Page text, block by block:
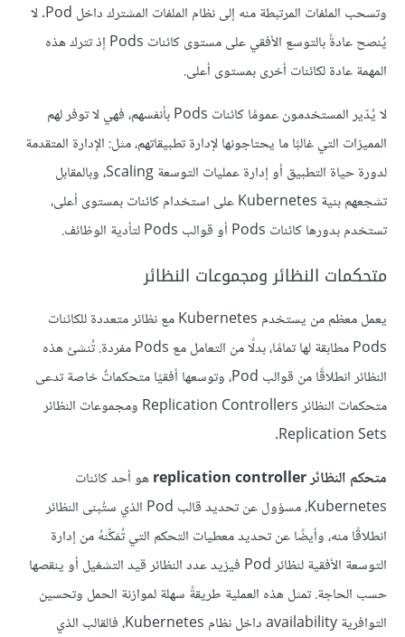
وتسحب الملفات المرتبطة منه إلى نظام الملفات المشترك داخل Pod. لا
يُنصح عادةً بالتوسع الأفقي على مستوى كائنات Pods إذ تترك هذه
المهمة عادة لكائنات أخرى بمستوى أعلى.
لا يُدّير المستخدمون عمومًا كائنات Pods بأنفسهم، فهي لا توفر لهم
المميزات التي غالبًا ما يحتاجونها لإدارة تطبيقاتهم، مثل: الإدارة المتقدمة
لدورة حياة التطبيق أو إدارة عمليات التوسعة Scaling، وبالمقابل
تشجعهم بنية Kubernetes على استخدام كائنات بمستوى أعلى،
تستخدم بدورها كائنات Pods أو قوالب Pods لتأدية الوظائف.
متحكمات النظائر ومجموعات النظائر
يعمل معظم من يستخدم Kubernetes مع نظائر متعددة للكائنات
Pods مطابقة لها تمامًا، بدلًا من التعامل مع Pods مفردة. تُنشئ هذه
النظائر انطلاقًا من قوالب Pod، وتوسعها أفقيًا متحكماتٌ خاصة تدعى
متحكمات النظائر Replication Controllers ومجموعات النظائر
Replication Sets.
متحكم النظائر replication controller
هو أحد كائنات
Kubernetes، مسؤول عن تحديد قالب Pod الذي ستُبنى النظائر
انطلاقًا منه، وأيضًا عن تحديد معطيات التحكم التي تُمَكِّنهُ من إدارة
التوسعة الأفقية لنظائر Pod فيزيد عدد النظائر قيد التشغيل أو ينقصها
حسب الحاجة. تمثل هذه العملية طريقةً سهلة لموازنة الحمل وتحسين
التوافرية availability داخل نظام Kubernetes، فالقالب الذي